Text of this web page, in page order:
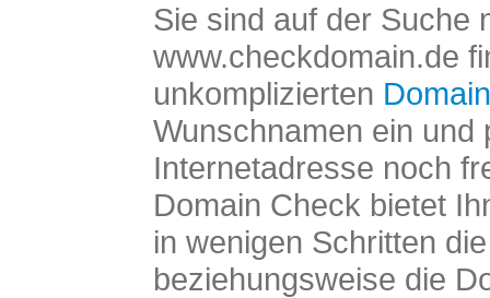
Sie sind auf der Suche
www.checkdomain.de
unkomplizierten
Wunschnamen ein und
Internetadresse noch
Domain Check bietet
in wenigen Schritten
beziehungsweise die